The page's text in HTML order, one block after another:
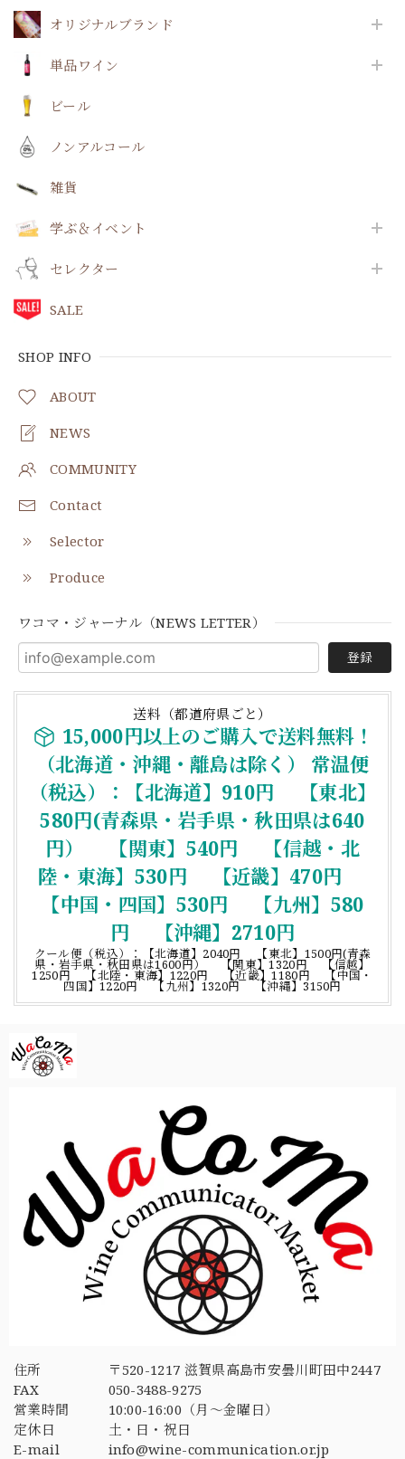
オリジナルブランド
単品ワイン
ビール
ノンアルコール
雑貨
学ぶ＆イベント
セレクター
SALE
SHOP INFO
ABOUT
NEWS
COMMUNITY
Contact
Selector
Produce
ワコマ・ジャーナル（NEWS LETTER）
登録
送料（都道府県ごと）
15,000円以上のご購入で送料無料！
（北海道・沖縄・離島は除く） 常温便
（税込）：【北海道】910円 【東北】
580円(青森県・岩手県・秋田県は640
円） 【関東】540円 【信越・北
陸・東海】530円 【近畿】470円
【中国・四国】530円 【九州】580
円 【沖縄】2710円
クール便（税込）：【北海道】2040円 【東北】1500円(青森
県・岩手県・秋田県は1600円） 【関東】1320円 【信越】
1250円 【北陸・東海】1220円 【近畿】1180円 【中国・
四国】1220円 【九州】1320円 【沖縄】3150円
住所
〒520-1217 滋賀県高島市安曇川町田中2447
FAX
050-3488-9275
営業時間
10:00-16:00（月〜金曜日）
定休日
土・日・祝日
E-mail
info@wine-communication.or.jp